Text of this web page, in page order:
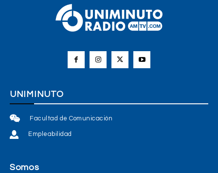
UNIMINUTO
Facultad de Comunicación
Empleabilidad
Somos